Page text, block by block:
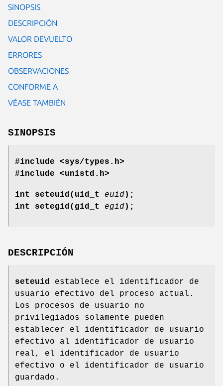
SINOPSIS
DESCRIPCIÓN
VALOR DEVUELTO
ERRORES
OBSERVACIONES
CONFORME A
VÉASE TAMBIÉN
SINOPSIS
#include <sys/types.h>
#include <unistd.h>
int seteuid(uid_t euid);
int setegid(gid_t egid);
DESCRIPCIÓN
seteuid
establece el identificador de
usuario efectivo del proceso actual.
Los procesos de usuario no
privilegiados solamente pueden
establecer el identificador de usuario
efectivo al identificador de usuario
real, el identificador de usuario
efectivo o el identificador de usuario
guardado.